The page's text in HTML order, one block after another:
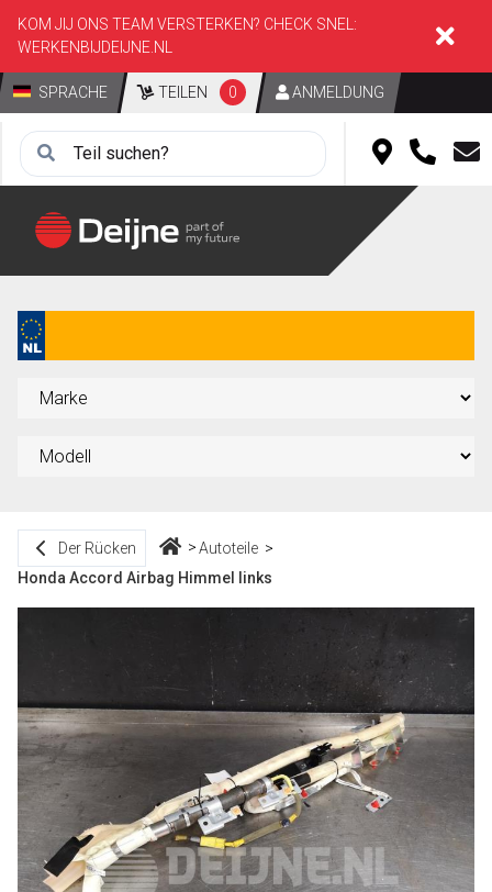
KOM JIJ ONS TEAM VERSTERKEN? CHECK SNEL:
WERKENBIJDEIJNE.NL
SPRACHE TEILEN 0 ANMELDUNG
Der Rücken
Autoteile
Honda Accord Airbag Himmel links